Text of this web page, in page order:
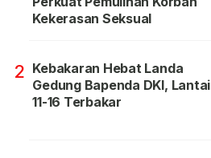
Kekerasan Seksual
2 Kebakaran Hebat Landa
Gedung Bapenda DKI, Lantai
11-16 Terbakar